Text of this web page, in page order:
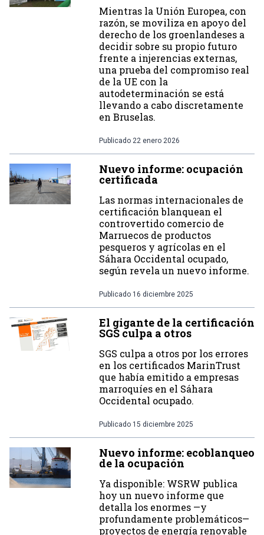
Mientras la Unión Europea, con
razón, se moviliza en apoyo del
derecho de los groenlandeses a
decidir sobre su propio futuro
frente a injerencias externas,
una prueba del compromiso real
de la UE con la
autodeterminación se está
llevando a cabo discretamente
en Bruselas.
Publicado 22 enero 2026
Nuevo informe: ocupación
certificada
Las normas internacionales de
certificación blanquean el
controvertido comercio de
Marruecos de productos
pesqueros y agrícolas en el
Sáhara Occidental ocupado,
según revela un nuevo informe.
Publicado 16 diciembre 2025
El gigante de la certificación
SGS culpa a otros
SGS culpa a otros por los errores
en los certificados MarinTrust
que había emitido a empresas
marroquíes en el Sáhara
Occidental ocupado.
Publicado 15 diciembre 2025
Nuevo informe: ecoblanqueo
de la ocupación
Ya disponible: WSRW publica
hoy un nuevo informe que
detalla los enormes —y
profundamente problemáticos—
proyectos de energía renovable